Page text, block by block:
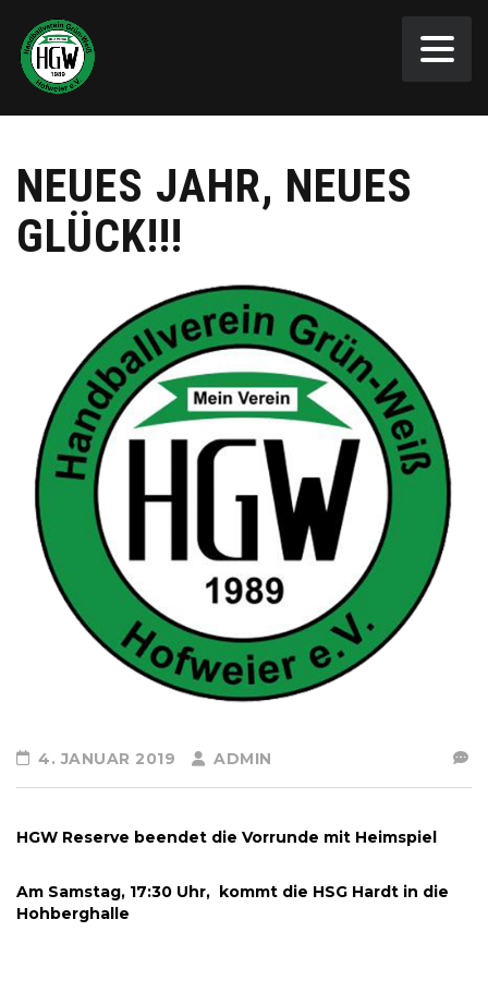
NEUES JAHR, NEUES
GLÜCK!!!
4. JANUAR 2019 ADMIN
HGW Reserve beendet die Vorrunde mit Heimspiel
Am Samstag, 17:30 Uhr, kommt die HSG Hardt in die
Hohberghalle